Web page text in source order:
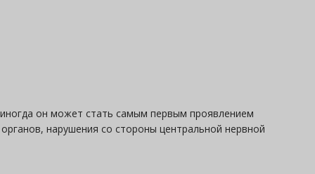
он может стать самым первым проявлением
нарушения со стороны центральной нервной